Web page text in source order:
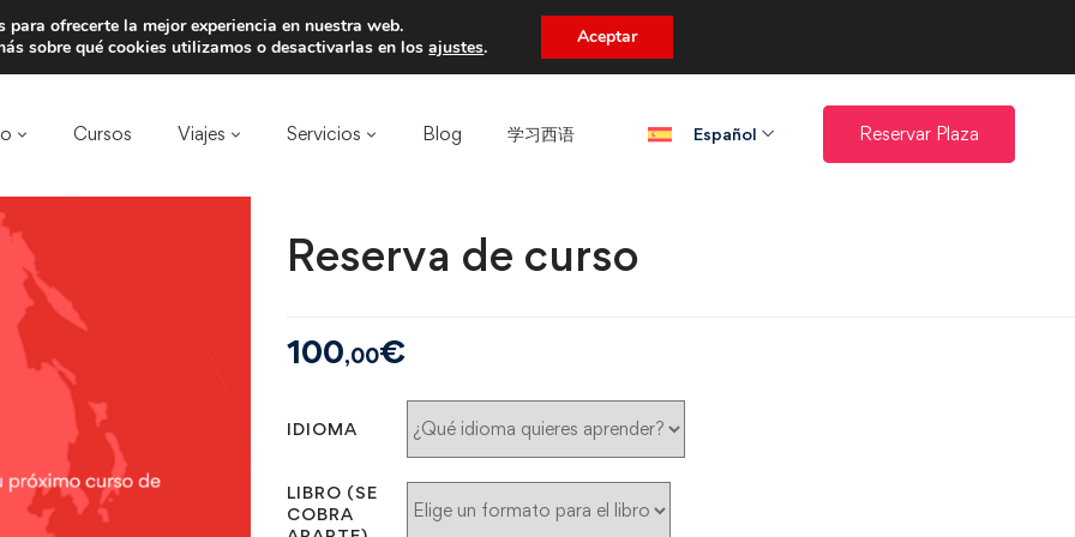
un amigo y llevaos un total de 75€ de descuento.
Cursos Viajes Servicios Blog 学习西语​ Español Reservar Plaza
Reserva de curso
100,00€
IDIOMA
LIBRO (SE
COBRA
para ofrecerte la mejor experiencia en nuestra web.
sobre qué cookies utilizamos o desactivarlas en losajustes. Aceptar